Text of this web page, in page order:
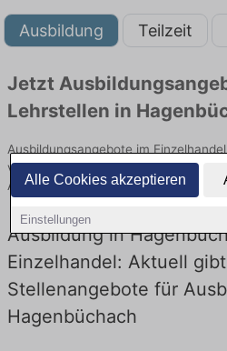
Alle Cookies akzeptieren
Einstellungen
Ausbildung Teilzeit
Jetzt
Lehrstellen in
Ausbildungsangebote im
von namhaften Firmen. Entdecken
Arbeitgebern und bewerben Sie sich
Ausbildung in
Einzelhandel: Aktuell
Stellenangebote für
Hagenbüchach